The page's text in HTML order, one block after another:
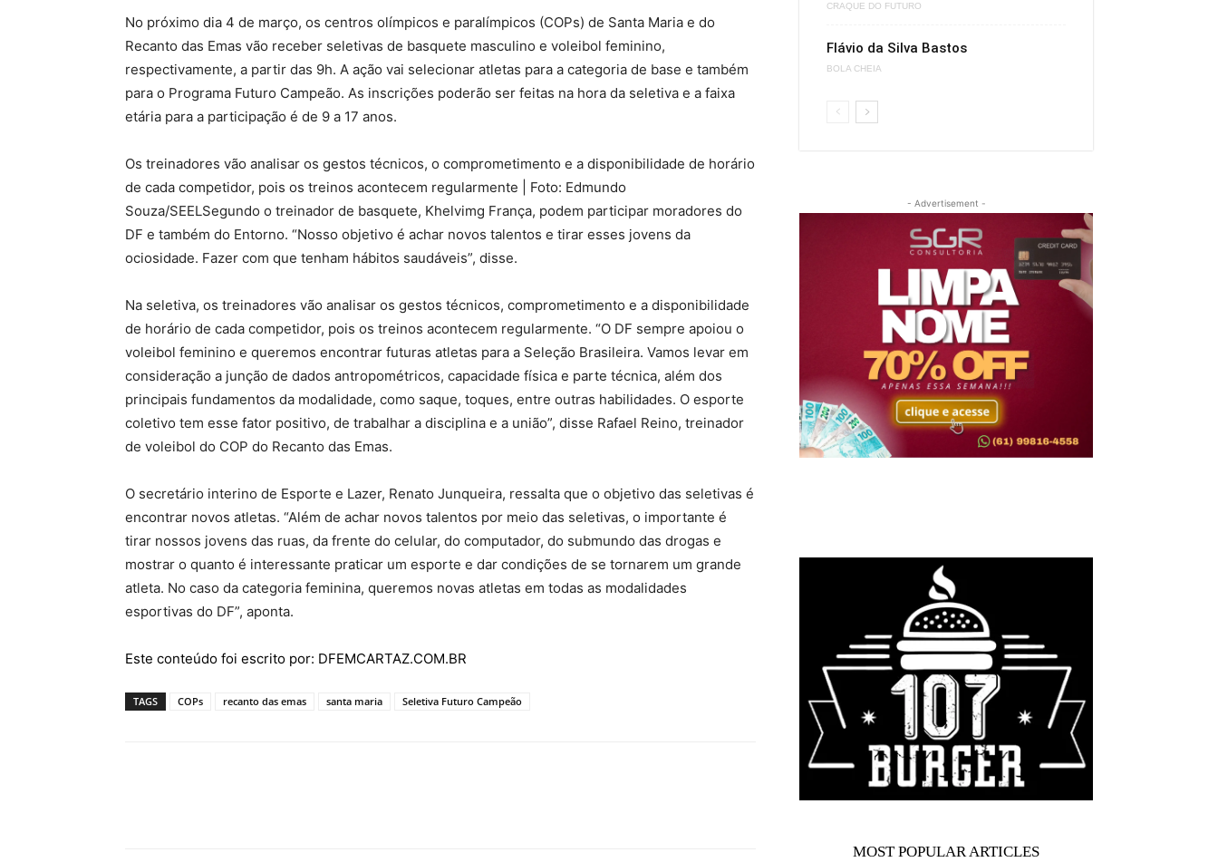
No próximo dia 4 de março, os centros olímpicos e paralímpicos (COPs) de Santa Maria e do
Recanto das Emas vão receber seletivas de basquete masculino e voleibol feminino,
respectivamente, a partir das 9h. A ação vai selecionar atletas para a categoria de base e também
para o Programa Futuro Campeão. As inscrições poderão ser feitas na hora da seletiva e a faixa
etária para a participação é de 9 a 17 anos.
Os treinadores vão analisar os gestos técnicos, o comprometimento e a disponibilidade de horário
de cada competidor, pois os treinos acontecem regularmente | Foto: Edmundo
Souza/SEELSegundo o treinador de basquete, Khelvimg França, podem participar moradores do
DF e também do Entorno. “Nosso objetivo é achar novos talentos e tirar esses jovens da
ociosidade. Fazer com que tenham hábitos saudáveis”, disse.
Na seletiva, os treinadores vão analisar os gestos técnicos, comprometimento e a disponibilidade
de horário de cada competidor, pois os treinos acontecem regularmente. “O DF sempre apoiou o
voleibol feminino e queremos encontrar futuras atletas para a Seleção Brasileira. Vamos levar em
consideração a junção de dados antropométricos, capacidade física e parte técnica, além dos
principais fundamentos da modalidade, como saque, toques, entre outras habilidades. O esporte
coletivo tem esse fator positivo, de trabalhar a disciplina e a união”, disse Rafael Reino, treinador
de voleibol do COP do Recanto das Emas.
O secretário interino de Esporte e Lazer, Renato Junqueira, ressalta que o objetivo das seletivas é
encontrar novos atletas. “Além de achar novos talentos por meio das seletivas, o importante é
tirar nossos jovens das ruas, da frente do celular, do computador, do submundo das drogas e
mostrar o quanto é interessante praticar um esporte e dar condições de se tornarem um grande
atleta. No caso da categoria feminina, queremos novas atletas em todas as modalidades
esportivas do DF”, aponta.
Este conteúdo foi escrito por: DFEMCARTAZ.COM.BR
TAGS COPs recanto das emas santa maria Seletiva Futuro Campeão
CRAQUE DO FUTURO
Flávio da Silva Bastos
BOLA CHEIA
- Advertisement -
MOST POPULAR ARTICLES